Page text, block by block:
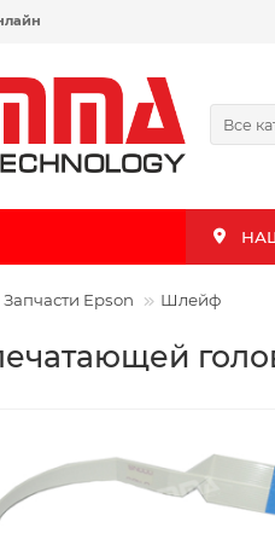
Все
Запчасти Epson Шлейф